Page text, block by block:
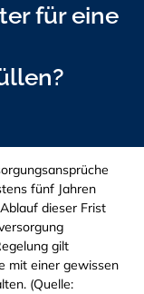
für eine
fünf Jahren
dieser Frist
gilt
mit einer gewissen
(Quelle: